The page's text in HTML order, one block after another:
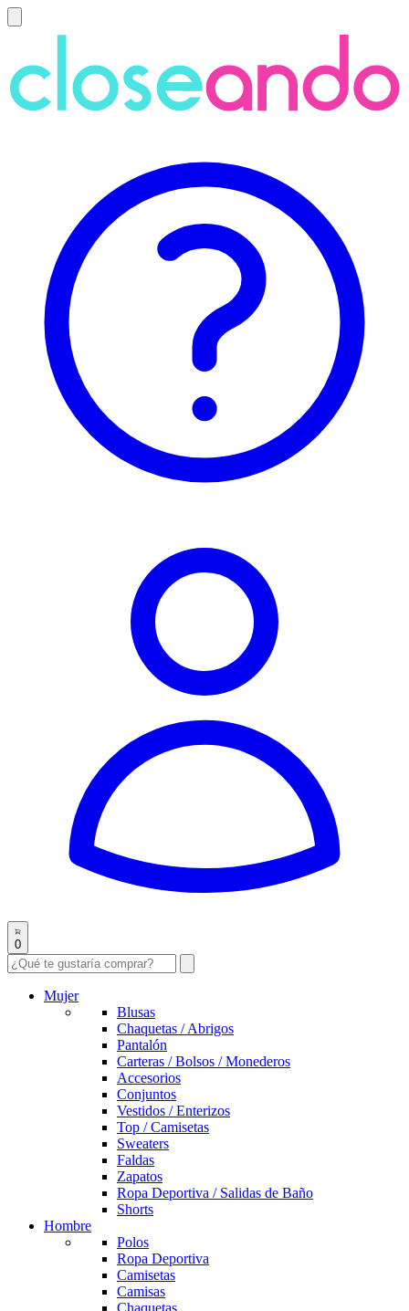
0
Mujer
Blusas
Chaquetas / Abrigos
Pantalón
Carteras / Bolsos / Monederos
Accesorios
Conjuntos
Vestidos / Enterizos
Top / Camisetas
Sweaters
Faldas
Zapatos
Ropa Deportiva / Salidas de Baño
Shorts
Hombre
Polos
Ropa Deportiva
Camisetas
Camisas